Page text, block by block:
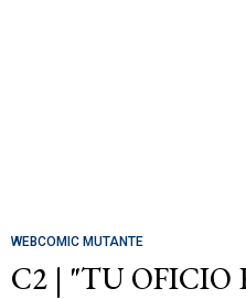
WEBCOMIC MUTANTE
C2 | "TU OFICIO